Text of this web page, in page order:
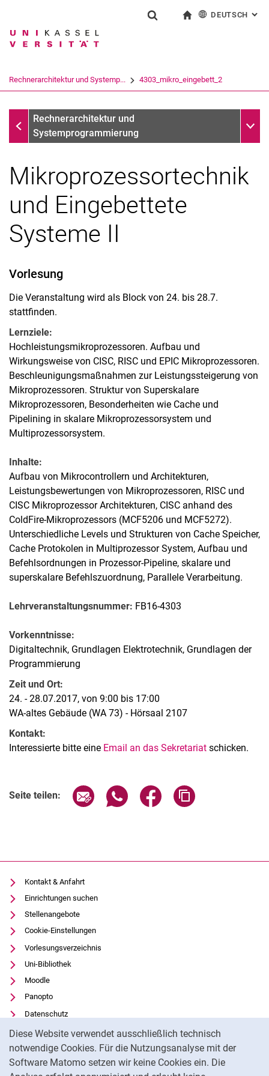
Springe direkt zu: Inhalt
Springe direkt zu: Suche
Springe direkt zu:
Diese Website verwendet ausschließlich technisch
notwendige Cookies. Für die Nutzungsanalyse mit der
Software Matomo setzen wir keine Cookies ein. Die
Suchbegriff
Suchen (öffnet externen Link in einem
DEUTSCH :
Rechnerarchitektur und Systemp... 4303_mikro_eingebett_2
Fachgebiete
Rechnerarchitektur und
Systemprogrammierung
Mikroprozessortechnik
und Eingebettete
Systeme II
Vorlesung
Die Veranstaltung wird als Block von 24. bis 28.7.
stattfinden.
Lernziele:
Hochleistungsmikroprozessoren. Aufbau und
Wirkungsweise von CISC, RISC und EPIC Mikroprozessoren.
Beschleunigungsmaßnahmen zur Leistungssteigerung von
Mikroprozessoren. Struktur von Superskalare
Mikroprozessoren, Besonderheiten wie Cache und
Pipelining in skalare Mikroprozessorsystem und
Multiprozessorsystem.
Inhalte:
Aufbau von Mikrocontrollern und Architekturen,
Leistungsbewertungen von Mikroprozessoren, RISC und
CISC Mikroprozessor Architekturen, CISC anhand des
ColdFire-Mikroprozessors (MCF5206 und MCF5272).
Unterschiedliche Levels und Strukturen von Cache Speicher,
Cache Protokolen in Multiprozessor System, Aufbau und
Befehlsordnungen in Prozessor-Pipeline, skalare und
superskalare Befehlszuordnung, Parallele Verarbeitung.
Lehrveranstaltungsnummer: FB16-4303
Vorkenntnisse:
Digitaltechnik, Grundlagen Elektrotechnik, Grundlagen der
Programmierung
Zeit und Ort:
24. - 28.07.2017, von 9:00 bis 17:00
WA-altes Gebäude (WA 73) - Hörsaal 2107
Kontakt:
Interessierte bitte eine Email an das Sekretariat schicken.
Seite teilen: Seite über E-Mail teilen
Seite über WhatsApp teilen
Seite über Facebook
Kontakt & Anfahrt
Einrichtungen suchen
Stellenangebote
Cookie-Einstellungen
Vorlesungsverzeichnis
Uni-Bibliothek
Moodle
Panopto
Datenschutz
Barrierefreiheit
Transparenter KI-Einsatz
Impressum